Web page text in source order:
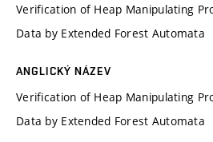
Verification of Heap Manipulating
Data by Extended Forest Automata
ANGLICKÝ NÁZEV
Verification of Heap Manipulating
Data by Extended Forest Automata